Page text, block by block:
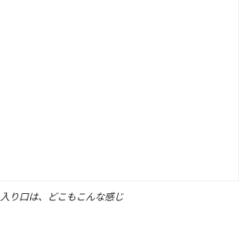
入り口は、どこもこんな感じ